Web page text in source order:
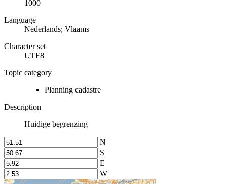
1000
Language
Nederlands; Vlaams
Character set
UTF8
Topic category
Planning cadastre
Description
Huidige begrenzing
N
S
E
W